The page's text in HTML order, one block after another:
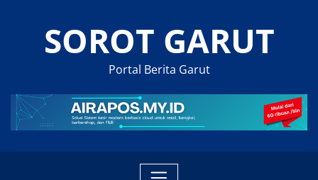
SOROT GARUT
Portal Berita Garut